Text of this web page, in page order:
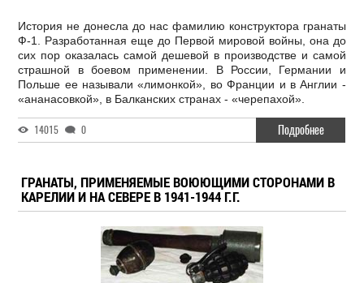
История не донесла до нас фамилию конструктора гранаты
Ф-1. Разработанная еще до Первой мировой войны, она до
сих пор оказалась самой дешевой в производстве и самой
страшной в боевом применении. В России, Германии и
Польше ее называли «лимонкой», во Франции и в Англии -
«ананасовкой», в Балканских странах - «черепахой».
14015 0 Подробнее
ГРАНАТЫ, ПРИМЕНЯЕМЫЕ ВОЮЮЩИМИ СТОРОНАМИ В
КАРЕЛИИ И НА СЕВЕРЕ В 1941-1944 Г.Г.